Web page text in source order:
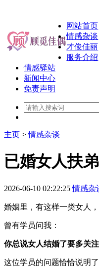
网站首页
情感杂谈
才俊佳丽
服务介绍
情感驿站
新闻中心
免责声明
主页 >情感杂谈
已婚女人扶
2026-06-10 02:22:25 情感杂
婚姻里，有这样一类女人
曾有学员问我：
你总说女人结婚了要多关
这位学员的问题恰恰说明